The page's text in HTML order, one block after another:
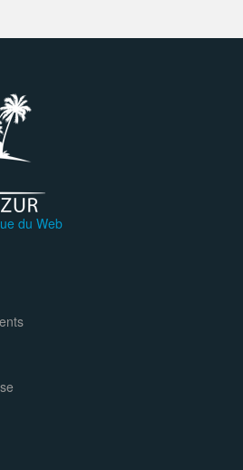
du Web